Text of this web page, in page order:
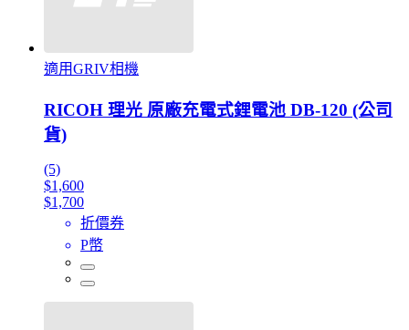
適用GRIV相機
RICOH 理光 原廠充電式鋰電池 DB-120 (公司
貨)
(5)
$1,600
$1,700
折價券
P幣